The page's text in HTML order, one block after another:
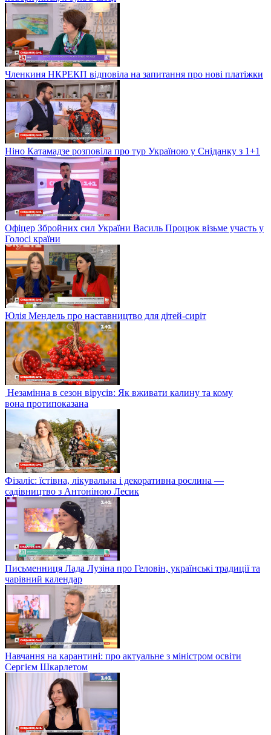
Членкиня НКРЕКП відповіла на запитання про нові платіжки
Ніно Катамадзе розповіла про тур Україною у Сніданку з 1+1
Офіцер Збройних сил України Василь Процюк візьме участь у
Голосі країни
Юлія Мендель про наставництво для дітей-сиріт
Незамінна в сезон вірусів: Як вживати калину та кому
вона протипоказана
Фізаліс: їстівна, лікувальна і декоративна рослина —
садівництво з Антоніною Лесик
Письменниця Лада Лузіна про Геловін, українські традиції та
чарівний календар
Навчання на карантині: про актуальне з міністром освіти
Сергієм Шкарлетом